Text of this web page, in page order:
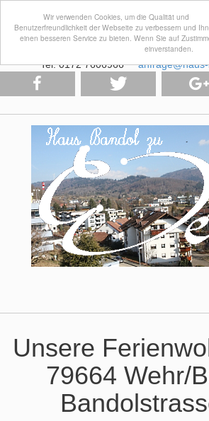
Wir verwenden Cookies, um die Qualität und
Benutzerfreundlichkeit der Webseite zu verbessern und
einen besseren Service zu bieten. Wenn Sie auf
einverstanden.
Tel: 0172 7606966
Unsere
79664 Wehr/